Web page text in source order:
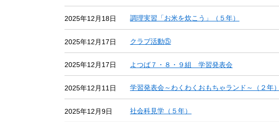
2025年12月18日 調理実習「お米を炊こう」（５年）
2025年12月17日 クラブ活動⑤
2025年12月17日 よつば７・８・９組 学習発表会
2025年12月11日 学習発表会～わくわくおもちゃランド～（２年）
2025年12月9日 社会科見学（５年）